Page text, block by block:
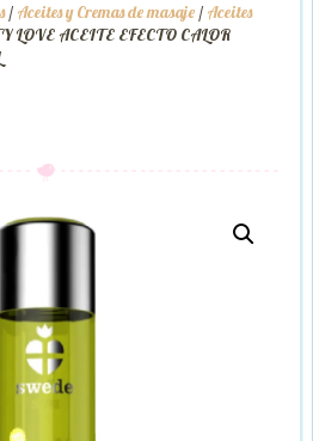
/ Aceites y Cremas de masaje / Aceites
LOVE ACEITE EFECTO CALOR